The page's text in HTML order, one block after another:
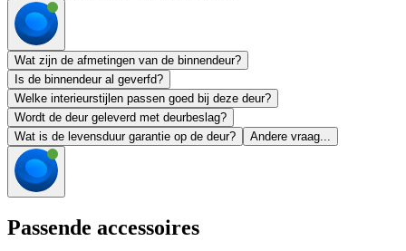
Wat zijn de afmetingen van de binnendeur?
Is de binnendeur al geverfd?
Welke interieurstijlen passen goed bij deze deur?
Wordt de deur geleverd met deurbeslag?
Wat is de levensduur garantie op de deur?
Andere vraag...
Passende accessoires